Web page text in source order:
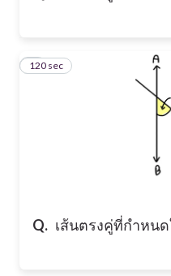
Q. เส้นตรงคู่ที่กำหน
4
120 sec